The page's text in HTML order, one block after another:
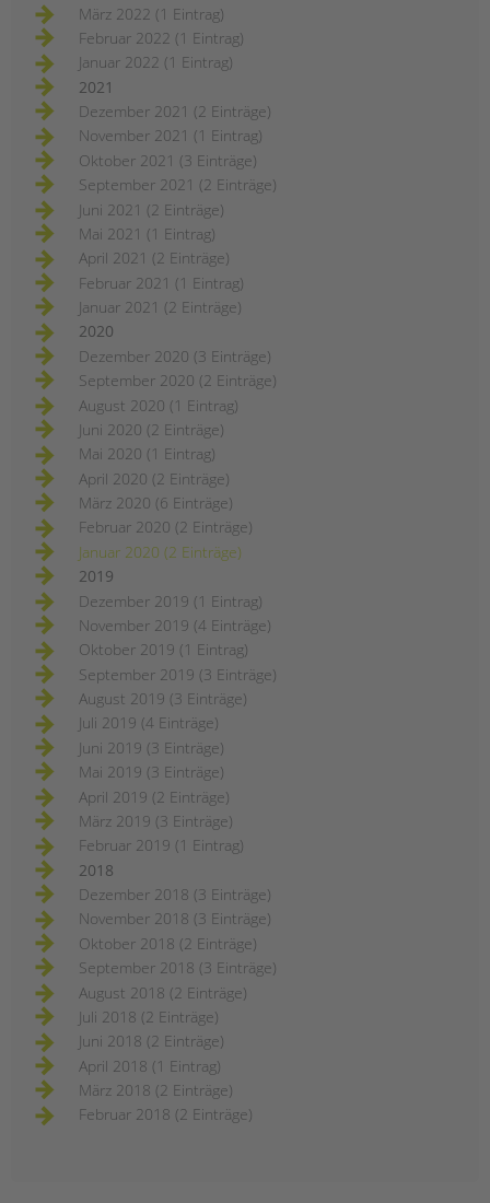
März 2022 (1 Eintrag)
Februar 2022 (1 Eintrag)
Januar 2022 (1 Eintrag)
2021
Dezember 2021 (2 Einträge)
November 2021 (1 Eintrag)
Oktober 2021 (3 Einträge)
September 2021 (2 Einträge)
Juni 2021 (2 Einträge)
Mai 2021 (1 Eintrag)
April 2021 (2 Einträge)
Februar 2021 (1 Eintrag)
Januar 2021 (2 Einträge)
2020
Dezember 2020 (3 Einträge)
September 2020 (2 Einträge)
August 2020 (1 Eintrag)
Juni 2020 (2 Einträge)
Mai 2020 (1 Eintrag)
April 2020 (2 Einträge)
März 2020 (6 Einträge)
Februar 2020 (2 Einträge)
Januar 2020 (2 Einträge)
2019
Dezember 2019 (1 Eintrag)
November 2019 (4 Einträge)
Oktober 2019 (1 Eintrag)
September 2019 (3 Einträge)
August 2019 (3 Einträge)
Juli 2019 (4 Einträge)
Juni 2019 (3 Einträge)
Mai 2019 (3 Einträge)
April 2019 (2 Einträge)
März 2019 (3 Einträge)
Februar 2019 (1 Eintrag)
2018
Dezember 2018 (3 Einträge)
November 2018 (3 Einträge)
Oktober 2018 (2 Einträge)
September 2018 (3 Einträge)
August 2018 (2 Einträge)
Juli 2018 (2 Einträge)
Juni 2018 (2 Einträge)
April 2018 (1 Eintrag)
März 2018 (2 Einträge)
Februar 2018 (2 Einträge)